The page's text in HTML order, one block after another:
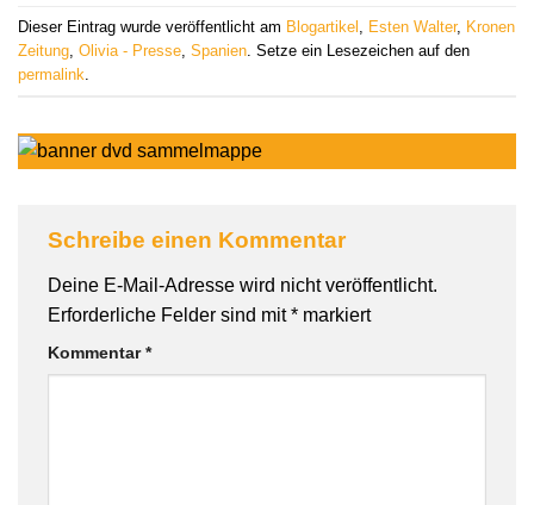
Dieser Eintrag wurde veröffentlicht am Blogartikel Esten Walter, Kronen
Zeitung Olivia - Presse Spanien . Setze ein Lesezeichen auf den
permalink
Schreibe einen Kommentar
Deine E-Mail-Adresse wird nicht veröffentlicht.
Erforderliche Felder sind mit* markiert
Kommentar*